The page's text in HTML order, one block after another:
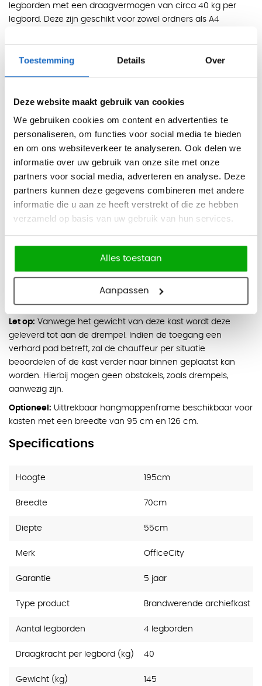
Toestemming Details Over
Deze website maakt gebruik van cookies
We gebruiken cookies om content en advertenties te
personaliseren, om functies voor social media te bieden
en om ons websiteverkeer te analyseren. Ook delen we
informatie over uw gebruik van onze site met onze
partners voor social media, adverteren en analyse. Deze
partners kunnen deze gegevens combineren met andere
informatie die u aan ze heeft verstrekt of die ze hebben
verzameld op basis van uw gebruik van hun services.
Alles toestaan
Aanpassen
legborden met een draagvermogen van circa 40 kg per
legbord. Deze zijn geschikt voor zowel ordners als A4
kantooromgevingen.
Kleuren
Eigenschappen
Volledig gelaste, dubbelwandige stalen constructie
4-zijdig sluitende deuren met zware slotschoten
Dubbelbaard veiligheidsslot inclusief 2 sleutels
Draagvermogen legborden: ca. 40 kg (verdeelde last)
Geschikt voor ordners en A4 hangmappen
Legborden verstelbaar per 20 mm
Afgewerkt met krasvaste epoxy poedercoating
5 jaar fabrieksgarantie
Let op: Vanwege het gewicht van deze kast wordt deze
geleverd tot aan de drempel. Indien de toegang een
verhard pad betreft, zal de chauffeur per situatie
beoordelen of de kast verder naar binnen geplaatst kan
worden. Hierbij mogen geen obstakels, zoals drempels,
aanwezig zijn.
Optioneel: Uittrekbaar hangmappenframe beschikbaar voor
kasten met een breedte van 95 cm en 126 cm.
Specifications
Hoogte 195cm
Breedte 70cm
Diepte 55cm
Merk OfficeCity
Garantie 5 jaar
Type product Brandwerende archiefkast
Aantal legborden 4 legborden
Draagkracht per legbord (kg) 40
Gewicht (kg) 145